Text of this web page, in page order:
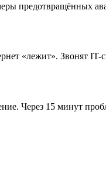
предотвращённых
«лежит». Звонят IT-
Через 15 минут